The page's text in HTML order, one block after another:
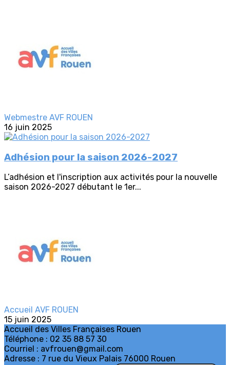
Webmestre AVF ROUEN
16 juin 2025
Adhésion pour la saison 2026-2027
L’adhésion et l'inscription aux activités pour la nouvelle
saison 2026-2027 débutant le 1er...
Accueil AVF ROUEN
15 juin 2025
Accueil des Villes Françaises Rouen
Téléphone : 02 35 88 57 30
Courriel : avfrouen@gmail.com
Adresse : 7 rue du Vieux Palais 76000 Rouen